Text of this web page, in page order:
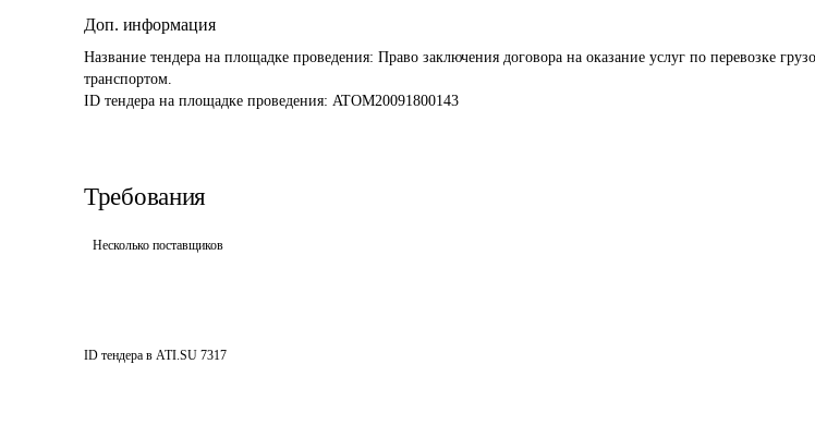
Доп. информация
Название тендера на площадке проведения: Право заключения договора на оказание услуг по перевозке
транспортом.
ID тендера на площадке проведения: ATOM20091800143
Требования
Несколько поставщиков
ID тендера в ATI.SU 7317